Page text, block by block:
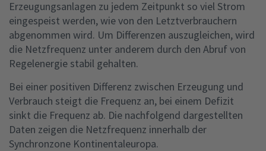
Erzeugungsanlagen zu jedem Zeitpunkt so viel Strom
eingespeist werden, wie von den Letztverbrauchern
abgenommen wird. Um Differenzen auszugleichen, wird
die Netzfrequenz unter anderem durch den Abruf von
Regelenergie stabil gehalten.
Bei einer positiven Differenz zwischen Erzeugung und
Verbrauch steigt die Frequenz an, bei einem Defizit
sinkt die Frequenz ab. Die nachfolgend dargestellten
Daten zeigen die Netzfrequenz innerhalb der
Synchronzone Kontinentaleuropa.